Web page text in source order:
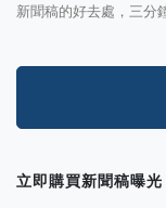
新聞稿的好去處，三分
立即購買新聞稿曝光